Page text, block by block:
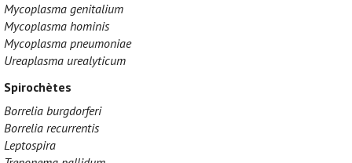
Mycoplasma genitalium
Mycoplasma hominis
Mycoplasma pneumoniae
Ureaplasma urealyticum
Spirochètes
Borrelia burgdorferi
Borrelia recurrentis
Leptospira